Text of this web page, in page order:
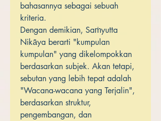
bahasannya sebagai sebuah
kriteria.
Dengan demikian, Saṁyutta
Nikāya berarti "kumpulan
kumpulan" yang dikelompokkan
berdasarkan subjek. Akan tetapi,
sebutan yang lebih tepat adalah
"Wacana-wacana yang Terjalin",
berdasarkan struktur,
pengembangan, dan